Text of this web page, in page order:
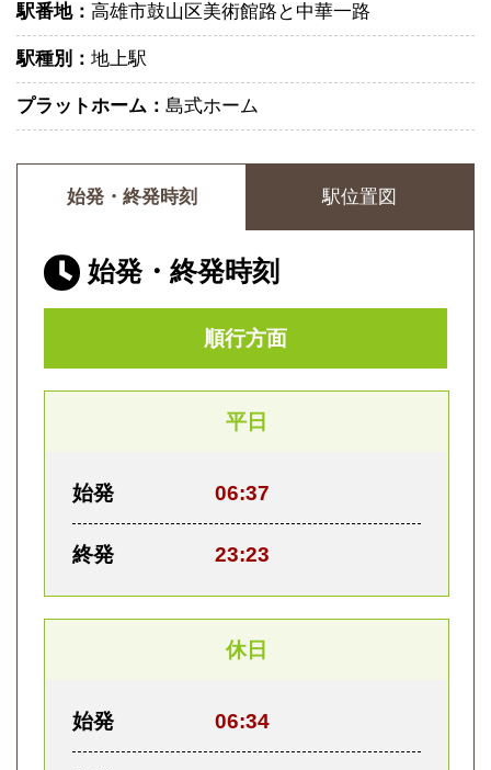
駅番地： 高雄市鼓山区美術館路と中華一路
駅種別： 地上駅
プラットホーム： 島式ホーム
始発・終発時刻 駅位置図
始発・終発時刻
順行方面
平日
始発 06:37
終発 23:23
休日
始発 06:34